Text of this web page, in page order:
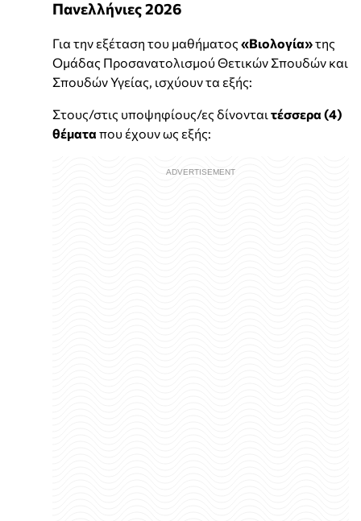
Πανελλήνιες 2026
Για την εξέταση του μαθήματος «Βιολογία»της
Ομάδας Προσανατολισμού Θετικών Σπουδών και
Σπουδών Υγείας, ισχύουν τα εξής:
Στους/στις υποψηφίους/ες δίνονται τέσσερα (4)
θέματα που έχουν ως εξής: